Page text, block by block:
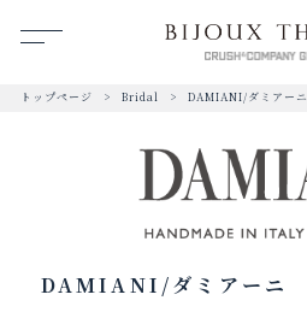
トップページ Bridal DAMIANI/ダミアーニ
DAMIANI/ダミアーニ